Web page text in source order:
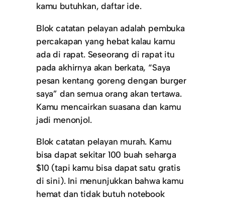
kamu butuhkan, daftar ide.
Blok catatan pelayan adalah pembuka
percakapan yang hebat kalau kamu
ada di rapat. Seseorang di rapat itu
pada akhirnya akan berkata, “Saya
pesan kentang goreng dengan burger
saya” dan semua orang akan tertawa.
Kamu mencairkan suasana dan kamu
jadi menonjol.
Blok catatan pelayan murah. Kamu
bisa dapat sekitar 100 buah seharga
$10 (tapi kamu bisa dapat satu gratis
di sini). Ini menunjukkan bahwa kamu
hemat dan tidak butuh notebook